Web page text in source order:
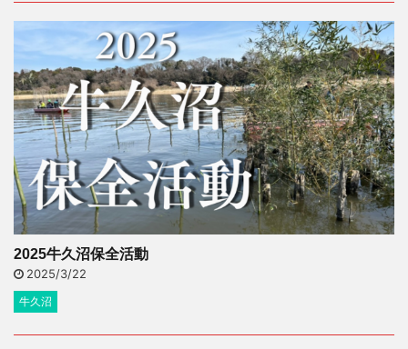
2025牛久沼保全活動
2025/3/22
牛久沼